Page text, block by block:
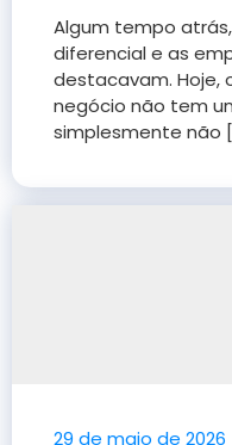
Algum tempo
diferencial e as
destacavam. Hoje,
negócio não tem
simplesmente não
29 de maio de 2026